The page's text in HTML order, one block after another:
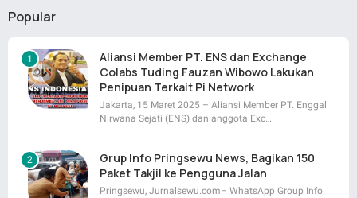
Popular
Aliansi Member PT. ENS dan Exchange
Colabs Tuding Fauzan Wibowo Lakukan
Penipuan Terkait Pi Network
Jakarta, 15 Maret 2025 – Aliansi Member PT. Enggal
Nirwana Sejati (ENS) dan anggota Exc…
Grup Info Pringsewu News, Bagikan 150
Paket Takjil ke Pengguna Jalan
Pringsewu, Jurnalsewu.com– WhatsApp Group Info